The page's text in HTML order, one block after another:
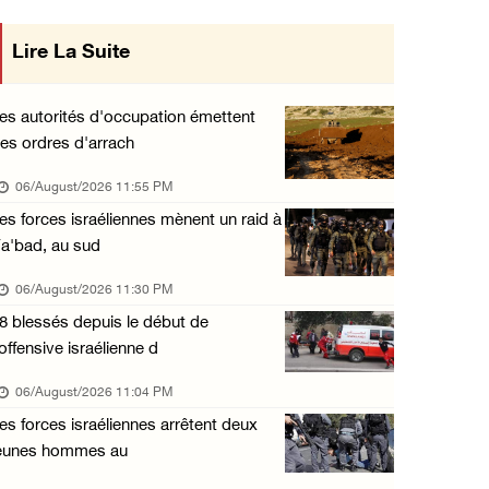
Des ministres des affaires étrangères de hui ...
06/August/2026 03:06 PM
Croissant-Rouge : 16 blessés suite à l'agres ...
06/August/2026 01:42 PM
Les forces d'occupation rasent 4 dunams à Ba ...
06/August/2026 12:57 PM
La présidence condamne et met en garde l'occ ...
06/August/2026 12:16 PM
Les forces d'occupation démolissent une mais ...
06/August/2026 12:08 PM
Des colons clôturent des terres dans le nord ...
mise en œuvre des décisions du Conseil
Central concernant les relations avec
Lire La Suite
autorités d'occupation émettent
ordres d'arrach
06/August/2026 11:55 PM
forces israéliennes mènent un raid à
au sud
06/August/2026 11:30 PM
blessés depuis le début de
israélienne d
06/August/2026 11:04 PM
forces israéliennes arrêtent deux
hommes au